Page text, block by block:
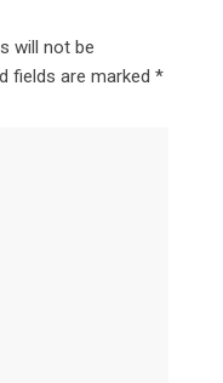
will not be
fields are marked *